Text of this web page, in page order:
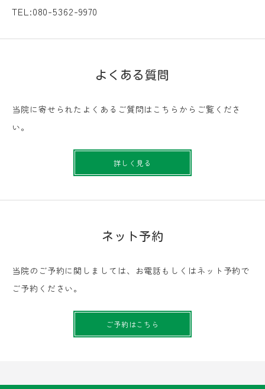
TEL:080-5362-9970
よくある質問
当院に寄せられたよくあるご質問はこちらからご覧くださ
い。
詳しく見る
ネット予約
当院のご予約に関しましては、お電話もしくはネット予約で
ご予約ください。
ご予約はこちら